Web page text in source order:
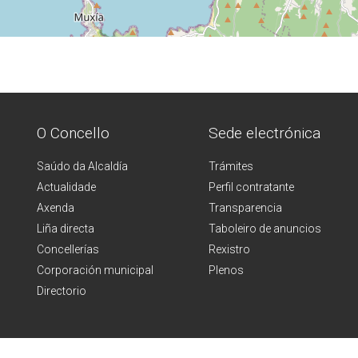
O Concello
Saúdo da Alcaldía
Actualidade
Axenda
Liña directa
Concellerías
Corporación municipal
Directorio
Sede electrónica
Trámites
Perfil contratante
Transparencia
Taboleiro de anuncios
Rexistro
Plenos